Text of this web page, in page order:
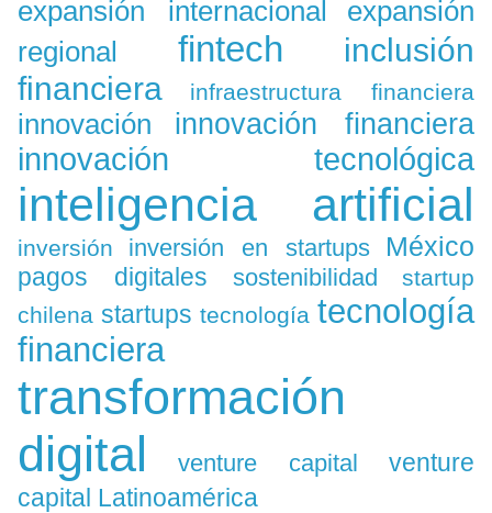
expansión internacional
expansión
regional
fintech
inclusión
financiera
infraestructura financiera
innovación innovación financiera
innovación tecnológica
inteligencia artificial
inversión inversión en startups México
pagos digitales sostenibilidad
startup
chilena startups tecnología tecnología
financiera
transformación
digital
venture capital
venture
capital Latinoamérica